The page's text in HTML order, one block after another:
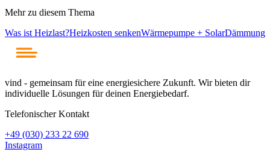
Mehr zu diesem Thema
Was ist Heizlast?Heizkosten senkenWärmepumpe + SolarDämmung
vind - gemeinsam für eine energiesichere Zukunft. Wir bieten dir
individuelle Lösungen für deinen Energiebedarf.
Telefonischer Kontakt
+49 (030) 233 22 690
Instagram